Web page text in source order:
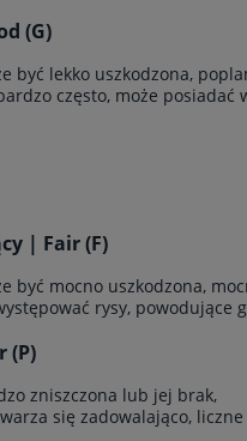
(G)
być lekko uszkodzona,
często, może posiadać
| Fair (F)
być mocno uszkodzona,
rysy, powodujące
(P)
zniszczona lub jej brak,
się zadowalająco,